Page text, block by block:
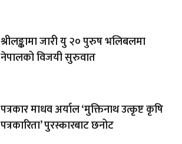
श्रीलङ्कामा जारी यु २० पुरुष भलिबलमा
नेपालको विजयी सुरुवात
पत्रकार माधव अर्याल ‘मुक्तिनाथ उत्कृष्ट कृषि
पत्रकारिता’ पुरस्कारबाट छनोट